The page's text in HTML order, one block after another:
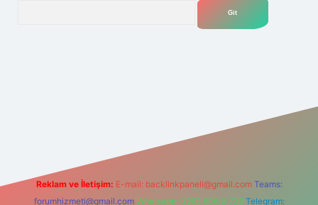
Reklam ve İletişim: E-mail: backlinkpaneli@gmail.com Teams:
forumhizmeti@gmail.com Whatsapp: 0262 606 0 726 Telegram: